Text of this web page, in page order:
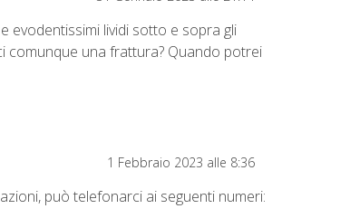
evodentissimi lividi sotto e sopra gli
comunque una frattura? Quando potrei
1 Febbraio 2023 alle 8:36
può telefonarci ai seguenti numeri: